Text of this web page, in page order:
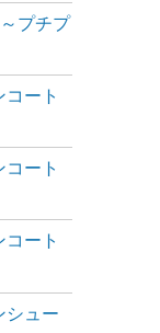
プチプ
ート
ート
ート
シュー